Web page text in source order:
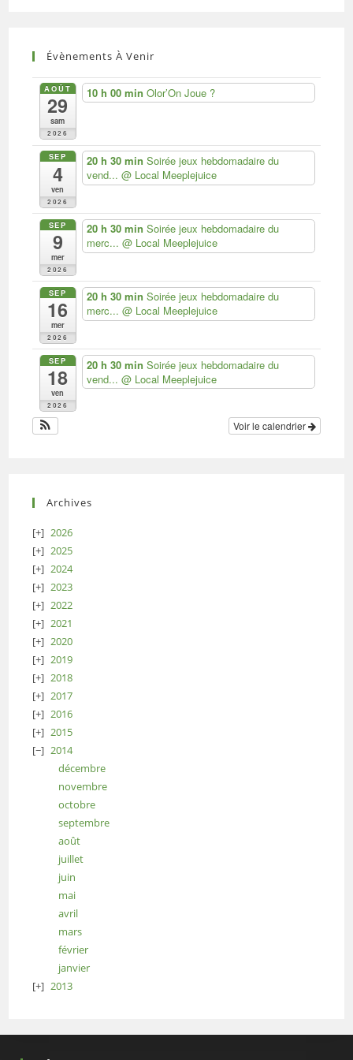
Évènements À Venir
AOÛT
29
sam
2026
10 h 00 min Olor’On Joue ?
SEP
4
ven
2026
20 h 30 min Soirée jeux hebdomadaire du
vend... @ Local Meeplejuice
SEP
9
mer
2026
20 h 30 min Soirée jeux hebdomadaire du
merc... @ Local Meeplejuice
SEP
16
mer
2026
20 h 30 min Soirée jeux hebdomadaire du
merc... @ Local Meeplejuice
SEP
18
ven
2026
20 h 30 min Soirée jeux hebdomadaire du
vend... @ Local Meeplejuice
Voir le calendrier
Archives
2026
2025
2024
2023
2022
2021
2020
2019
2018
2017
2016
2015
2014
décembre
novembre
octobre
septembre
août
juillet
juin
mai
avril
mars
février
janvier
2013